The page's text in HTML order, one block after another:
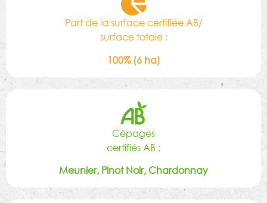
Part de la surface certifiée AB/
surface totale :
100% (6 ha)
Cépages
certifiés AB :
Meunier, Pinot Noir, Chardonnay